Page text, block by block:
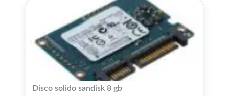
Disco solido sandisk 8 gb